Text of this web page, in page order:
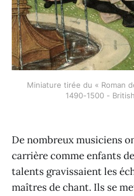
Miniature tirée du « Roman
1490-1500 -
De nombreux musiciens
carrière comme enfants
talents gravissaient les
maîtres de chant. Ils se